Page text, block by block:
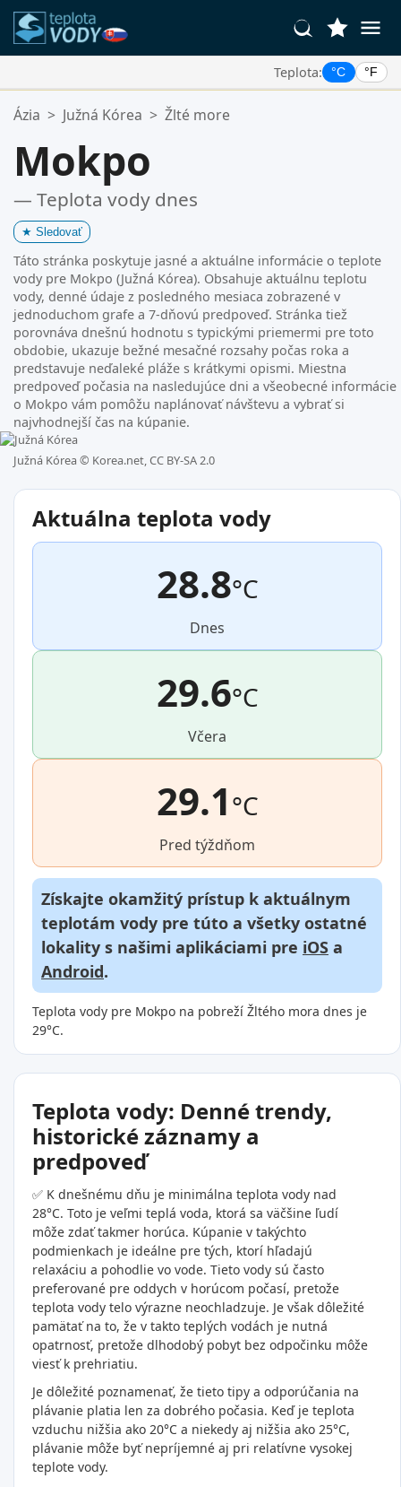
Teplota: °C °F
Vaše Obľúbené Lokality:
Ázia > Južná Kórea > Žlté more
Mokpo
— Teplota vody dnes
★ Sledovať
Táto stránka poskytuje jasné a aktuálne informácie o teplote
vody pre Mokpo (Južná Kórea). Obsahuje aktuálnu teplotu
vody, denné údaje z posledného mesiaca zobrazené v
jednoduchom grafe a 7-dňovú predpoveď. Stránka tiež
porovnáva dnešnú hodnotu s typickými priemermi pre toto
obdobie, ukazuje bežné mesačné rozsahy počas roka a
predstavuje neďaleké pláže s krátkymi opismi. Miestna
predpoveď počasia na nasledujúce dni a všeobecné informácie
o Mokpo vám pomôžu naplánovať návštevu a vybrať si
najvhodnejší čas na kúpanie.
Južná Kórea © Korea.net, CC BY-SA 2.0
Aktuálna teplota vody
28.8°C
Dnes
29.6°C
Včera
29.1°C
Pred týždňom
Získajte okamžitý prístup k aktuálnym
teplotám vody pre túto a všetky ostatné
lokality s našimi aplikáciami pre iOS a
Android.
Teplota vody pre Mokpo na pobreží Žltého mora dnes je
29°C.
Teplota vody: Denné trendy,
historické záznamy a
predpoveď
✅ K dnešnému dňu je minimálna teplota vody nad
28°C. Toto je veľmi teplá voda, ktorá sa väčšine ľudí
môže zdať takmer horúca. Kúpanie v takýchto
podmienkach je ideálne pre tých, ktorí hľadajú
relaxáciu a pohodlie vo vode. Tieto vody sú často
preferované pre oddych v horúcom počasí, pretože
teplota vody telo výrazne neochladzuje. Je však dôležité
pamätať na to, že v takto teplých vodách je nutná
opatrnosť, pretože dlhodobý pobyt bez odpočinku môže
viesť k prehriatiu.
Je dôležité poznamenať, že tieto tipy a odporúčania na
plávanie platia len za dobrého počasia. Keď je teplota
vzduchu nižšia ako 20°C a niekedy aj nižšia ako 25°C,
plávanie môže byť nepríjemné aj pri relatívne vysokej
teplote vody.